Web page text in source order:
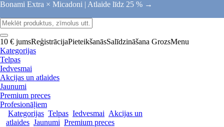
Bonami Extra × Micadoni | Atlaide līdz 25 % →
10 € jumsReģistrācijaPieteikšanāsSalīdzināšana GrozsMenu
Kategorijas
Telpas
Iedvesmai
Akcijas un atlaides
Jaunumi
Premium preces
Profesionāļiem
Kategorijas Telpas Iedvesmai Akcijas un
atlaides Jaunumi Premium preces